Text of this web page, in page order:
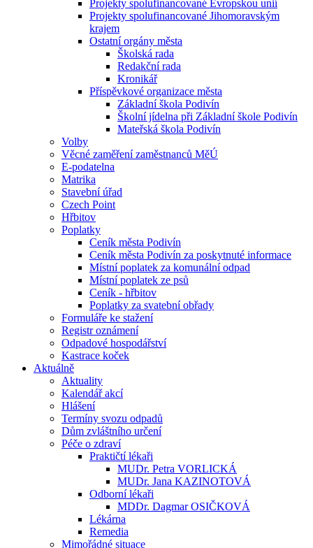
Projekty spolufinancované Evropskou unií
Projekty spolufinancované Jihomoravským
krajem
Ostatní orgány města
Školská rada
Redakční rada
Kronikář
Příspěvkové organizace města
Základní škola Podivín
Školní jídelna při Základní škole Podivín
Mateřská škola Podivín
Volby
Věcné zaměření zaměstnanců MěÚ
E-podatelna
Matrika
Stavební úřad
Czech Point
Hřbitov
Poplatky
Ceník města Podivín
Ceník města Podivín za poskytnuté informace
Místní poplatek za komunální odpad
Místní poplatek ze psů
Ceník - hřbitov
Poplatky za svatební obřady
Formuláře ke stažení
Registr oznámení
Odpadové hospodářství
Kastrace koček
Aktuálně
Aktuality
Kalendář akcí
Hlášení
Termíny svozu odpadů
Dům zvláštního určení
Péče o zdraví
Praktičtí lékaři
MUDr. Petra VORLICKÁ
MUDr. Jana KAZINOTOVÁ
Odborní lékaři
MDDr. Dagmar OSIČKOVÁ
Lékárna
Remedia
Mimořádné situace